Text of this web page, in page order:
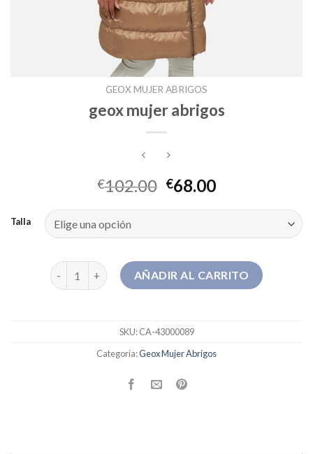
GEOX MUJER ABRIGOS
geox mujer abrigos
€102.00 €68.00
Talla
geox mujer abrigos cantidadAÑADIR AL CARRITO
SKU:CA-43000089
Categoría:Geox Mujer Abrigos